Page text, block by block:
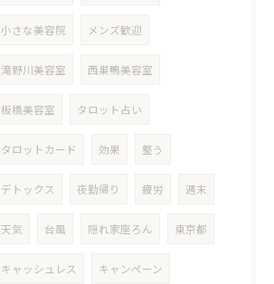
小さな美容院 メンズ歓迎
滝野川美容室 西巣鴨美容室
板橋美容室 タロット占い
タロットカード 効果 整う
デトックス 夜勤帰り 疲労 週末
天気 台風 隠れ家座ろん 東京都
キャッシュレス キャンペーン